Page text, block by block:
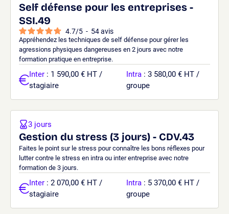
Self défense pour les entreprises -
SSI.49
4.7/5 - 54avis
Appréhendez les techniques de self défense pour gérer les
agressions physiques dangereuses en 2 jours avec notre
formation pratique en entreprise.
Inter : 1 590,00 € HT /
stagiaire
Intra : 3 580,00 € HT /
groupe
Gestion du stress (3 jours) - CDV.43
Faites le point sur le stress pour connaître les bons réflexes pour
lutter contre le stress en intra ou inter entreprise avec notre
formation de 3 jours.
3 jours
Inter : 2 070,00 € HT /
stagiaire
Intra : 5 370,00 € HT /
groupe